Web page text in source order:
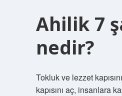
Ahilik 7
nedir?
Tokluk ve lezzet
kapısını aç, insanlara